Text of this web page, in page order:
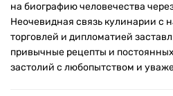
на биографию человечества
Неочевидная связь кулинарии с
торговлей и дипломатией
привычные рецепты и
застолий с любопытством и